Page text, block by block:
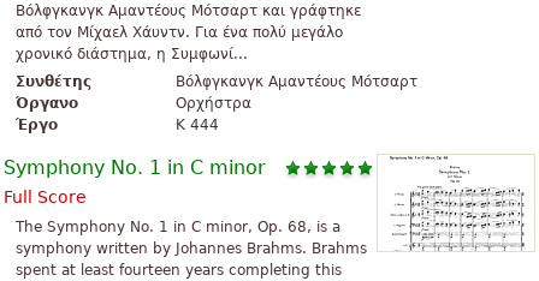
Βόλφγκανγκ Αμαντέους Μότσαρτ και γράφτηκε
από τον Μίχαελ Χάυντν. Για ένα πολύ μεγάλο
χρονικό διάστημα, η Συμφωνί...
Συνθέτης
Βόλφγκανγκ Αμαντέους Μότσαρτ
Όργανο
Ορχήστρα
Έργο
K 444
Symphony No. 1 in C minor
Full Score
The Symphony No. 1 in C minor, Op. 68, is a
symphony written by Johannes Brahms. Brahms
spent at least fourteen years completing this